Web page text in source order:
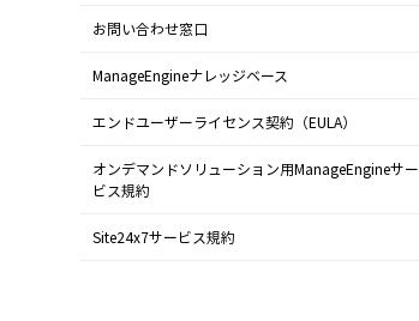
お問い合わせ窓口
ManageEngineナレッジベース
エンドユーザーライセンス契約（EULA）
オンデマンドソリューション用ManageEngineサー
ビス規約
Site24x7サービス規約